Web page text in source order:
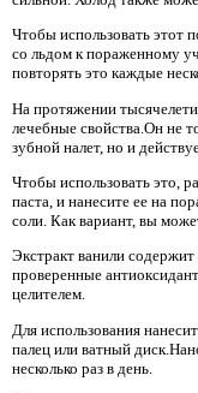
Чтобы использовать этот
со льдом к пораженному
повторять это каждые
На протяжении
лечебные свойства.Он не
зубной налет, но и
Чтобы использовать это,
паста, и нанесите ее на
соли. Как вариант, вы
Экстракт ванили
проверенные
целителем.
Для использования
палец или ватный
несколько раз в день.